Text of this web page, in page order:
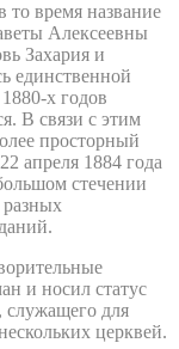
то время название
Алексеевны
Захария и
единственной
х годов
В связи с этим
просторный
апреля 1884 года
стечении
и носил статус
служащего для
церквей.